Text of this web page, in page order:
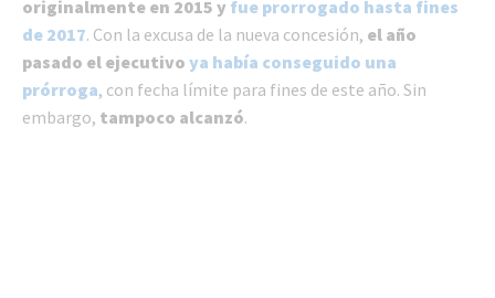
originalmente en 2015 y fue prorrogado hasta fines
de 2017. Con la excusa de la nueva concesión, el año
pasado el ejecutivo ya había conseguido una
prórroga, con fecha límite para fines de este año. Sin
embargo, tampoco alcanzó.